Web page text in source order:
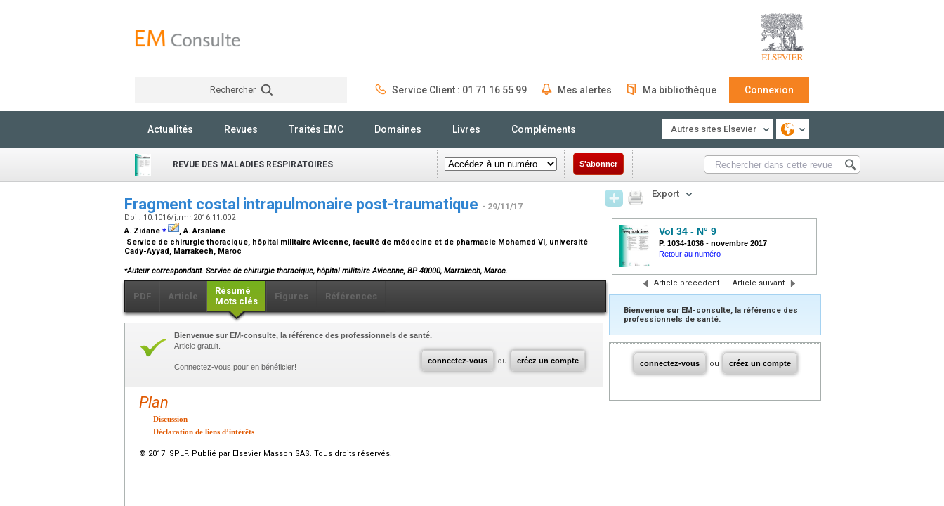
Rechercher Service Client : 01 71 16 55 99 Mes alertes Ma bibliothèque Connexion
Actualités Revues Traités EMC Domaines Livres Compléments Autres sites Elsevier
REVUE DES MALADIES RESPIRATOIRES S'abonner
Fragment costal intrapulmonaire post-traumatique - 29/11/17
Doi : 10.1016/j.rmr.2016.11.002
A. Zidane ⁎
, A. Arsalane
Service de chirurgie thoracique, hôpital militaire Avicenne, faculté de médecine et de pharmacie Mohamed VI, université
Cady-Ayyad, Marrakech, Maroc
⁎Auteur correspondant. Service de chirurgie thoracique, hôpital militaire Avicenne, BP 40000, Marrakech, Maroc.
PDF Article
Résumé
Mots clés
Figures Références
connectez-vous ou créez un compte
Bienvenue sur EM-consulte, la référence des professionnels de santé.
Article gratuit.
Connectez-vous pour en bénéficier!
Plan
Discussion
Déclaration de liens d’intérêts
© 2017 SPLF. Publié par Elsevier Masson SAS. Tous droits réservés.
Export
Vol 34 - N° 9
P. 1034-1036 - novembre 2017
Retour au numéro
Article précédent | Article suivant
Bienvenue sur EM-consulte, la référence des
professionnels de santé.
connectez-vous ou créez un compte